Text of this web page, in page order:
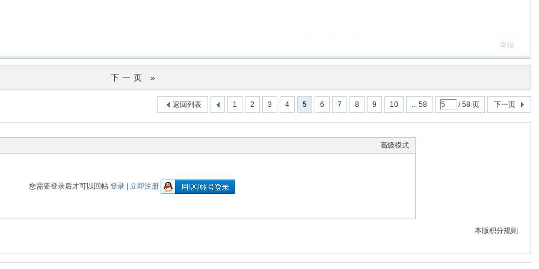
举报
下一页 »
1 2 3 4 5 6 7 8 9 10 ... 58 / 58 页 下一页
返回列表
高级模式
您需要登录后才可以回帖 登录| 立即注册
本版积分规则